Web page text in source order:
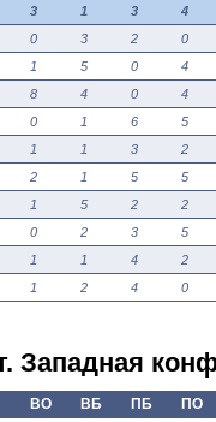
3 1 3
4
0 3 2
0
1 5 0
4
8 4 0
4
0 1 6
5
1 1 3
2
2 1 5
5
1 5 2
2
0 2 3
5
1 1 4
2
1 2 4 0
Западная
ВО ВБ ПБ
ПО